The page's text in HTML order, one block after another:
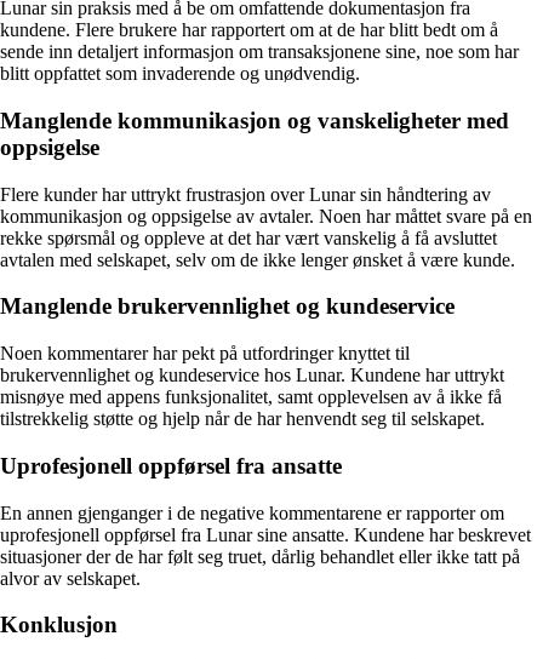
Lunar sin praksis med å be om omfattende dokumentasjon fra
kundene. Flere brukere har rapportert om at de har blitt bedt om å
sende inn detaljert informasjon om transaksjonene sine, noe som har
blitt oppfattet som invaderende og unødvendig.
Manglende kommunikasjon og vanskeligheter med
oppsigelse
Flere kunder har uttrykt frustrasjon over Lunar sin håndtering av
kommunikasjon og oppsigelse av avtaler. Noen har måttet svare på en
rekke spørsmål og oppleve at det har vært vanskelig å få avsluttet
avtalen med selskapet, selv om de ikke lenger ønsket å være kunde.
Manglende brukervennlighet og kundeservice
Noen kommentarer har pekt på utfordringer knyttet til
brukervennlighet og kundeservice hos Lunar. Kundene har uttrykt
misnøye med appens funksjonalitet, samt opplevelsen av å ikke få
tilstrekkelig støtte og hjelp når de har henvendt seg til selskapet.
Uprofesjonell oppførsel fra ansatte
En annen gjenganger i de negative kommentarene er rapporter om
uprofesjonell oppførsel fra Lunar sine ansatte. Kundene har beskrevet
situasjoner der de har følt seg truet, dårlig behandlet eller ikke tatt på
alvor av selskapet.
Konklusjon